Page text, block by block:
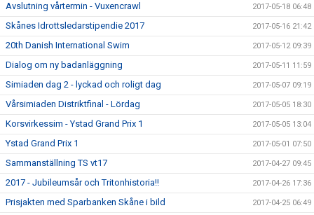
Avslutning vårtermin - Vuxencrawl 2017-05-18 06:48
Skånes Idrottsledarstipendie 2017 2017-05-16 21:42
20th Danish International Swim 2017-05-12 09:39
Dialog om ny badanläggning 2017-05-11 11:59
Simiaden dag 2 - lyckad och roligt dag 2017-05-07 09:19
Vårsimiaden Distriktfinal - Lördag 2017-05-05 18:30
Korsvirkessim - Ystad Grand Prix 1 2017-05-05 13:04
Ystad Grand Prix 1 2017-05-01 07:50
Sammanställning TS vt17 2017-04-27 09:45
2017 - Jubileumsår och Tritonhistoria!! 2017-04-26 17:36
Prisjakten med Sparbanken Skåne i bild 2017-04-25 06:49